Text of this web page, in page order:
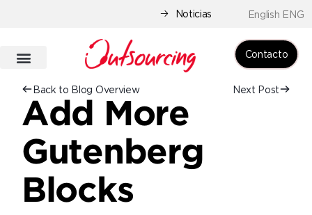
Noticias English ENG
Contacto
Back to Blog Overview Next Post
Add More
Gutenberg
Blocks